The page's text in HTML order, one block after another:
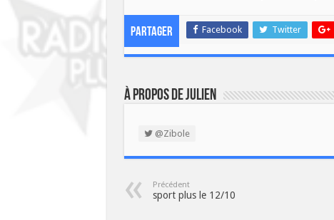
Partager Facebook Twitter
À propos de Julien
@Zibole
Précédent
sport plus le 12/10